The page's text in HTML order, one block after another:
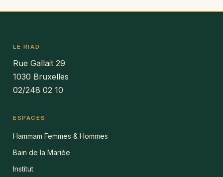
LE RIAD
Rue Gallait 29
1030 Bruxelles
02/248 02 10
ESPACES
Hammam Femmes & Hommes
Bain de la Mariée
Institut